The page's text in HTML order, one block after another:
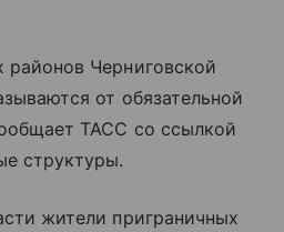
Черниговской
от обязательной
ТАСС со ссылкой
структуры.
жители приграничных